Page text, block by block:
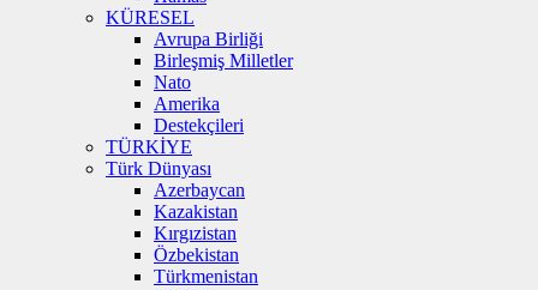
KÜRESEL
Avrupa Birliği
Birleşmiş Milletler
Nato
Amerika
Destekçileri
TÜRKİYE
Türk Dünyası
Azerbaycan
Kazakistan
Kırgızistan
Özbekistan
Türkmenistan